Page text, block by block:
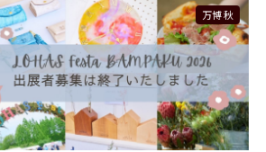
万博 秋